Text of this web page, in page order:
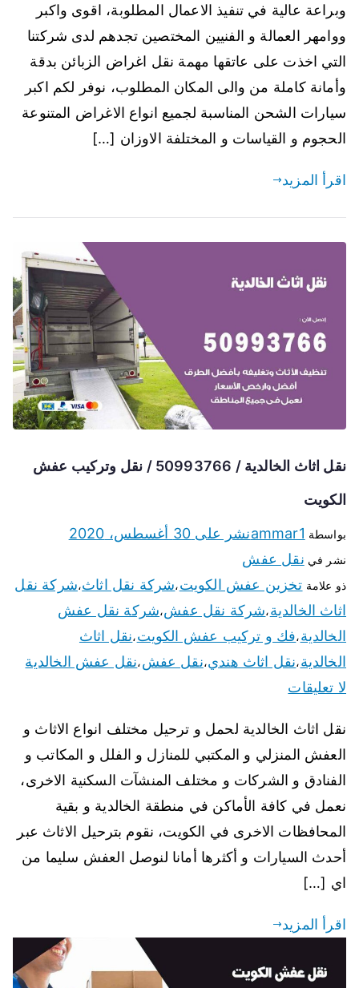
وبراعة عالية في تنفيذ الاعمال المطلوبة، اقوى واكبر
ووامهر العمالة و الفنيين المختصين تجدهم لدى شركتنا
التي اخذت على عاتقها مهمة نقل اغراض الزبائن بدقة
وأمانة كاملة من والى المكان المطلوب، نوفر لكم اكبر
سيارات الشحن المناسبة لجميع انواع الاغراض المتنوعة
الحجوم و القياسات و المختلفة الاوزان […]
اقرأ المزيد
نقل اثاث الخالدية / 50993766 / نقل وتركيب عفش
الكويت
بواسطة ammar1نشر على 30 أغسطس، 2020
نشر في نقل عفش
ذو علامة تخزين عفش الكويت،شركة نقل اثاث،شركة نقل
اثاث الخالدية،شركة نقل عفش،شركة نقل عفش
الخالدية،فك و تركيب عفش الكويت،نقل اثاث
الخالدية،نقل اثاث هندي،نقل عفش،نقل عفش الخالدية
لا تعليقات
نقل اثاث الخالدية لحمل و ترحيل مختلف انواع الاثاث و
العفش المنزلي و المكتبي للمنازل و الفلل و المكاتب و
الفنادق و الشركات و مختلف المنشآت السكنية الاخرى،
نعمل في كافة الأماكن في منطقة الخالدية و بقية
المحافظات الاخرى في الكويت، نقوم بترحيل الاثاث عبر
أحدث السيارات و أكثرها أمانا لنوصل العفش سليما من
اي […]
اقرأ المزيد